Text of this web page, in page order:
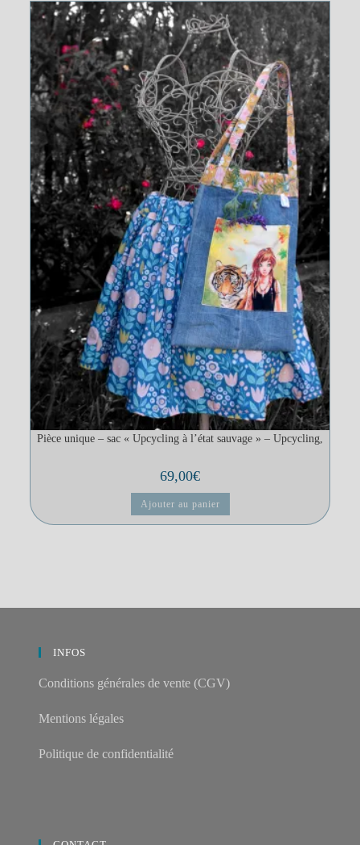
Pièce unique – sac « Upcycling à l’état sauvage » – Upcycling,
69,00€
Ajouter au panier
INFOS
Conditions générales de vente (CGV)
Mentions légales
Politique de confidentialité